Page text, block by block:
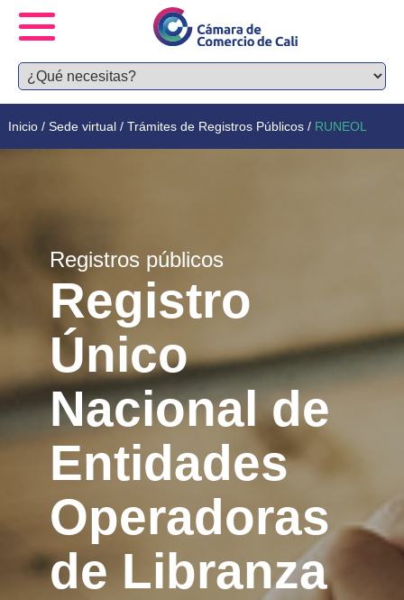
Inicio / Sede virtual / Trámites de Registros Públicos / RUNEOL
Registros públicos
Registro
Único
Nacional de
Entidades
Operadoras
de Libranza